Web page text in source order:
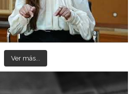
Ver más...